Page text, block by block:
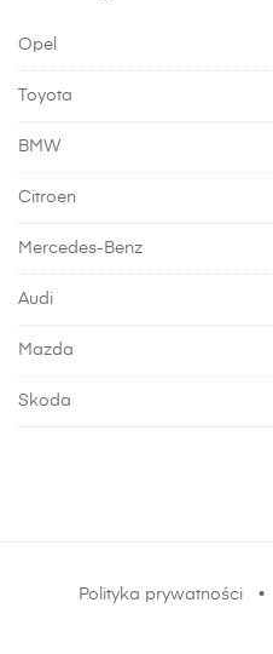
Opel
Toyota
BMW
Citroen
Mercedes-Benz
Audi
Mazda
Skoda
Polityka prywatności•